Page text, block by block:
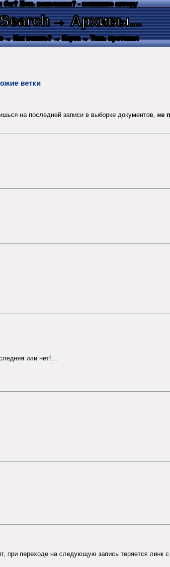
баг? Есть пожелания? - напишите автору
→ Архивы...
→ Как искать? → Карта → Текс. протокол
ветки
на последней записи в выборке документов, не
или нет!...
переходе на следующую запись теряется линк